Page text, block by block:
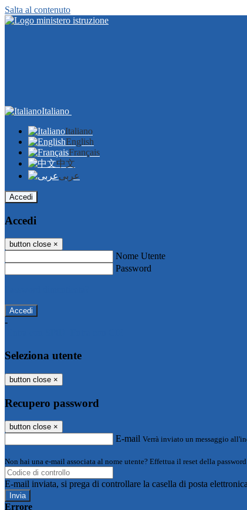
Salta al contenuto
Italiano
Italiano
English
Français
中文
عربى
Accedi
Accedi
button close ×
Nome Utente
Password
-
Seleziona utente
button close ×
Recupero password
button close ×
E-mail Verrà inviato un messaggio
Non hai una e-mail associata al nome utente? Effettua il reset della
E-mail inviata, si prega di controllare la casella di posta
Errore